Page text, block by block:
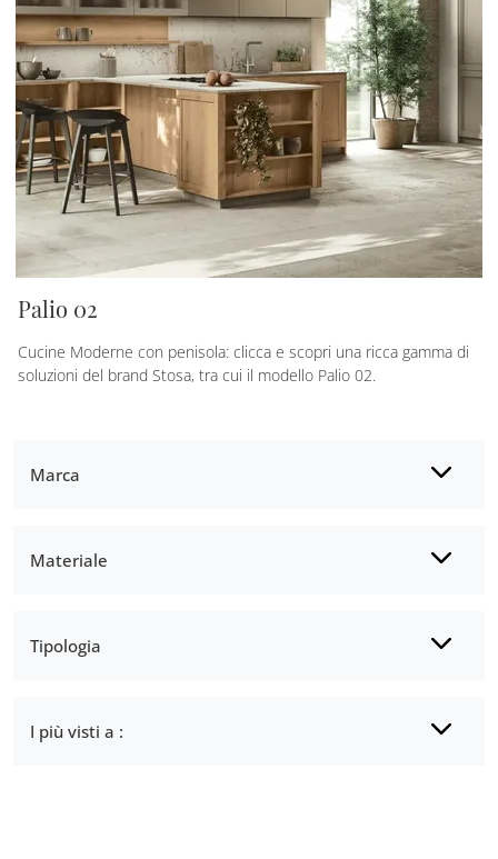
Marca
Materiale
Tipologia
I più visti a :
Palio 02
Cucine Moderne con penisola: clicca e scopri una ricca gamma di
soluzioni del brand Stosa, tra cui il modello Palio 02.